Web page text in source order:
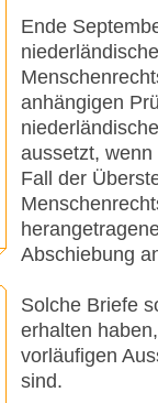
Ende
anhängigen
aussetzt,
Fall der
Abschiebung
Solche Briefe
erhalten
vorläufigen
sind.